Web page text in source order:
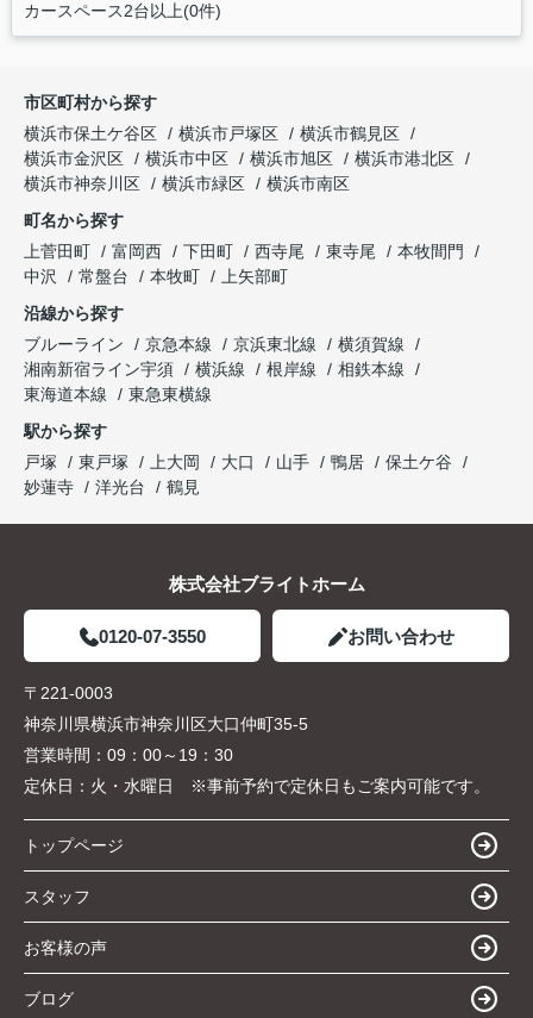
カースペース2台以上(0件)
市区町村から探す
横浜市保土ケ谷区
横浜市戸塚区
横浜市鶴見区
横浜市金沢区
横浜市中区 横浜市旭区
横浜市港北区
横浜市神奈川区
横浜市緑区
横浜市南区
町名から探す
上菅田町
富岡西 下田町 西寺尾 東寺尾
本牧間門
中沢
常盤台 本牧町
上矢部町
沿線から探す
ブルーライン
京急本線 京浜東北線
横須賀線
湘南新宿ライン宇須
横浜線 根岸線
相鉄本線
東海道本線
東急東横線
駅から探す
戸塚
東戸塚 上大岡 大口 山手 鴨居
保土ケ谷
妙蓮寺
洋光台 鶴見
株式会社ブライトホーム
0120-07-3550 お問い合わせ
〒221-0003
神奈川県横浜市神奈川区大口仲町35-5
営業時間： 09：00～19：30
定休日： 火・水曜日 ※事前予約で定休日もご案内可能です。
トップページ
スタッフ
お客様の声
ブログ